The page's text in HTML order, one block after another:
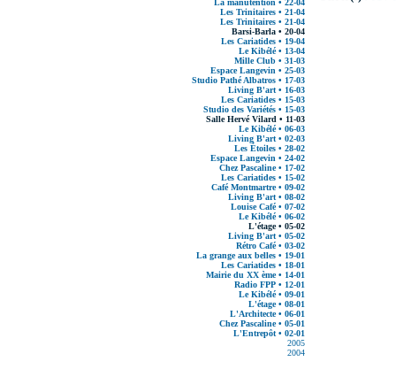
La manutention • 22-04
Les Trinitaires • 21-04
Les Trinitaires • 21-04
Barsi-Barla • 20-04
Les Cariatides • 19-04
Le Kibélé • 13-04
Mille Club • 31-03
Espace Langevin • 25-03
Studio Pathé Albatros • 17-03
Living B'art • 16-03
Les Cariatides • 15-03
Studio des Variétés • 15-03
Salle Hervé Vilard • 11-03
Le Kibélé • 06-03
Living B'art • 02-03
Les Étoiles • 28-02
Espace Langevin • 24-02
Chez Pascaline • 17-02
Les Cariatides • 15-02
Café Montmartre • 09-02
Living B'art • 08-02
Louise Café • 07-02
Le Kibélé • 06-02
L'étage • 05-02
Living B'art • 05-02
Rétro Café • 03-02
La grange aux belles • 19-01
Les Cariatides • 18-01
Mairie du XX ème • 14-01
Radio FPP • 12-01
Le Kibélé • 09-01
L'étage • 08-01
L'Architecte • 06-01
Chez Pascaline • 05-01
L'Entrepôt • 02-01
2005
2004